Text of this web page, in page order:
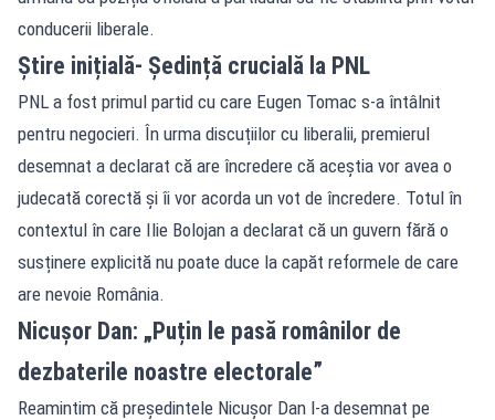
conducerii liberale.
Știre inițială- Ședință crucială la PNL
PNL a fost primul partid cu care Eugen Tomac s-a întâlnit
pentru negocieri. În urma discuțiilor cu liberalii, premierul
desemnat a declarat că are încredere că aceștia vor avea o
judecată corectă și îi vor acorda un vot de încredere. Totul în
contextul în care Ilie Bolojan a declarat că un guvern fără o
susținere explicită nu poate duce la capăt reformele de care
are nevoie România.
Nicușor Dan: „Puțin le pasă românilor de
dezbaterile noastre electorale”
Reamintim că președintele Nicușor Dan l-a desemnat pe